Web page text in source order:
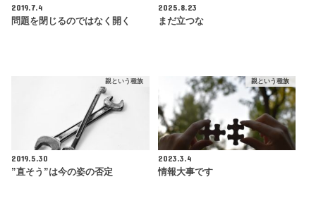
2019.7.4
問題を閉じるのではなく開く
2025.8.23
まだ立つな
親という種族
2019.5.30
”直そう”は今の姿の否定
親という種族
2023.3.4
情報大事です